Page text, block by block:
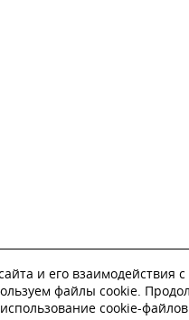
НУЖНА
и его взаимодействия с
файлы cookie.
cookie-